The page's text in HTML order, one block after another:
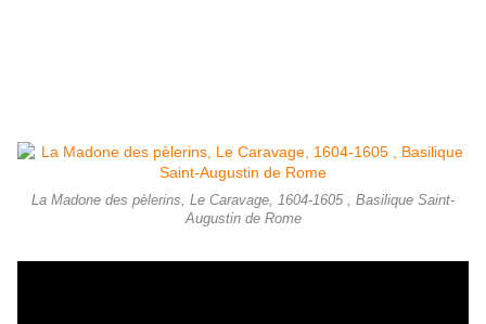
La Madone des pèlerins, Le Caravage, 1604-1605 , Basilique Saint-
Augustin de Rome